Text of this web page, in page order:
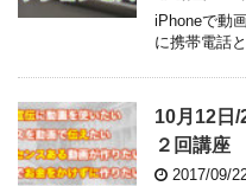
iPhoneで動
に携帯電話
10月12日
２回講座
2017/09/